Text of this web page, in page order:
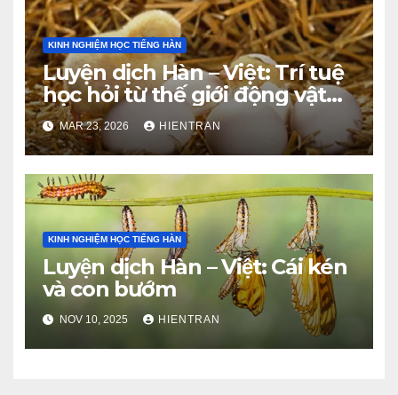
KINH NGHIỆM HỌC TIẾNG HÀN
Luyện dịch Hàn – Việt: Trí tuệ
học hỏi từ thế giới động vật
(Phần 1)
MAR 23, 2026 HIENTRAN
KINH NGHIỆM HỌC TIẾNG HÀN
Luyện dịch Hàn – Việt: Cái kén
và con bướm
NOV 10, 2025 HIENTRAN